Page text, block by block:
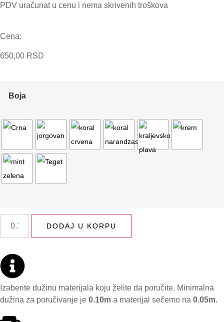
PDV uračunat u cenu i nema skrivenih troškova
Cena:
650,00 RSD
Boja
DODAJ U KORPU
Izaberite dužinu materijala koju želite da poručite. Minimalna
dužina za poručivanje je 0.10m a materijal sečemo na 0.05m.